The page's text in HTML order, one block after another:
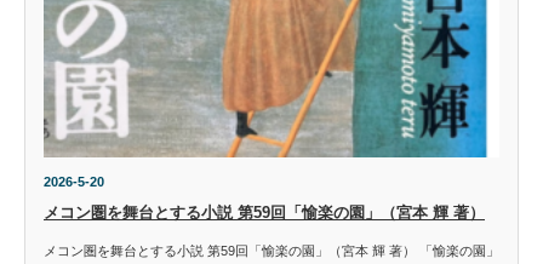
2026-5-20
メコン圏を舞台とする小説 第59回「愉楽の園」（宮本 輝 著）
メコン圏を舞台とする小説 第59回「愉楽の園」（宮本 輝 著） 「愉楽の園」